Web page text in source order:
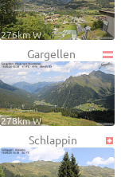
276km W
Gargellen
278km W
Schlappin